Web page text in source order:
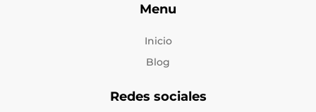
Menu
Inicio
Blog
Redes sociales